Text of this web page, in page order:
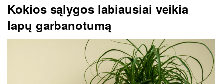
Kokios sąlygos labiausiai veikia
lapų garbanotumą